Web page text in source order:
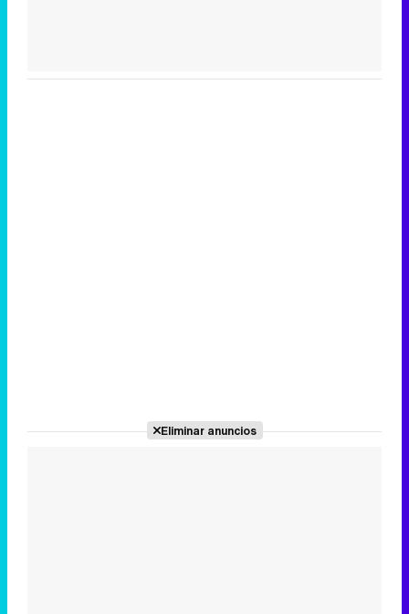
Eliminar anuncios